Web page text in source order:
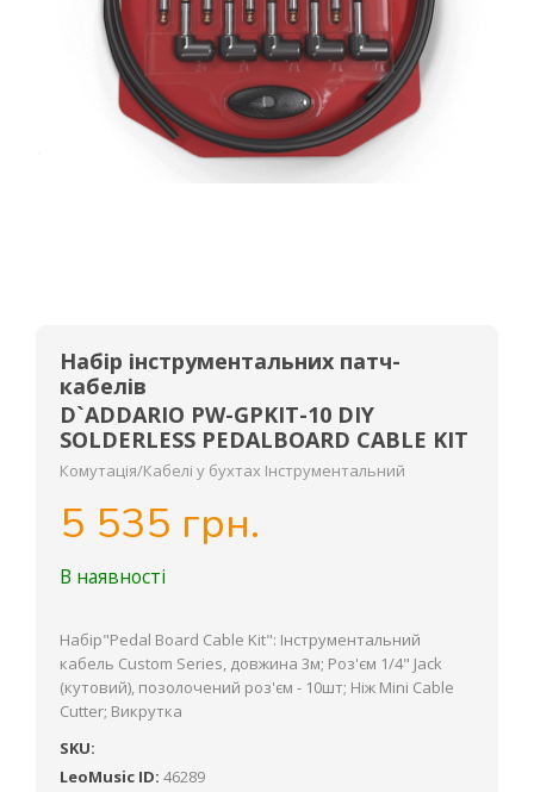
Набір інструментальних патч-
кабелів
D`ADDARIO PW-GPKIT-10 DIY
SOLDERLESS PEDALBOARD CABLE KIT
Комутація/Кабелі у бухтах Інструментальний
5 535 грн.
В наявності
Набір"Pedal Board Cable Kit": Інструментальний
кабель Custom Series, довжина 3м; Роз'єм 1/4" Jack
(кутовий), позолочений роз'єм - 10шт; Ніж Mini Cable
Cutter; Викрутка
SKU:
LeoMusic ID: 46289